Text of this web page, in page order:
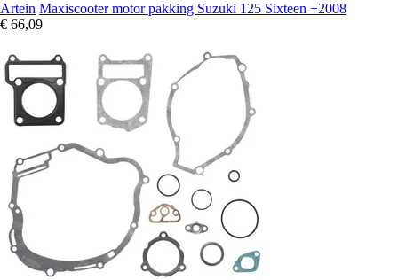
Artein Maxiscooter motor pakking Suzuki 125 Sixteen +2008
€ 66,09